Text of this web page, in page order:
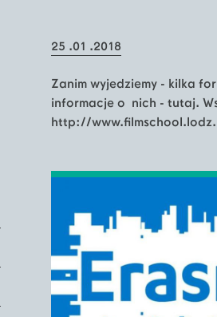
25 .01 .2018
Zanim wyjedziemy - kilka
informacje o nich - tutaj.
http://